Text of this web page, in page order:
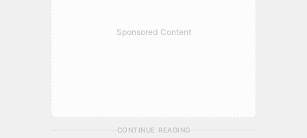
Sponsored Content
CONTINUE READING